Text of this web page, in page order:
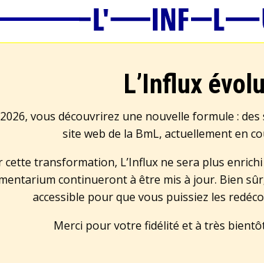
L’Influx
vous découvrirez une nouvelle formule :
site web de la BmL, actuellement en
cette transformation, L’Influx ne sera plus
continueront à être mis à jour. Bien
accessible pour que vous puissiez les
Merci pour votre fidélité et à très